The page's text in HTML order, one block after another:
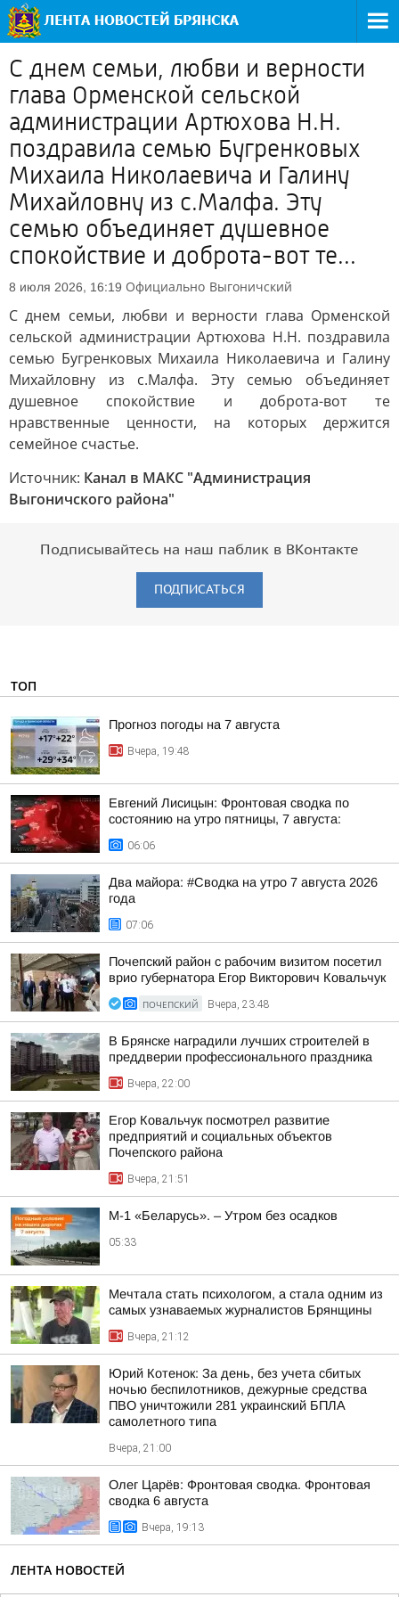
С днем семьи, любви и верности
глава Орменской сельской
администрации Артюхова Н.Н.
поздравила семью Бугренковых
Михаила Николаевича и Галину
Михайловну из с.Малфа. Эту
семью объединяет душевное
спокойствие и доброта-вот те...
8 июля 2026, 16:19 Официально Выгоничский
С днем семьи, любви и верности глава Орменской
сельской администрации Артюхова Н.Н. поздравила
семью Бугренковых Михаила Николаевича и Галину
Михайловну из с.Малфа. Эту семью объединяет
душевное спокойствие и доброта-вот те
нравственные ценности, на которых держится
семейное счастье.
Источник: Канал в МАКС "Администрация
Выгоничского района"
Подписывайтесь на наш паблик в ВКонтакте
ПОДПИСАТЬСЯ
ТОП
Прогноз погоды на 7 августа
Вчера, 19:48
Евгений Лисицын: Фронтовая сводка по
состоянию на утро пятницы, 7 августа:
06:06
Два майора: #Сводка на утро 7 августа 2026
года
07:06
Почепский район с рабочим визитом посетил
врио губернатора Егор Викторович Ковальчук
ПОЧЕПСКИЙ Вчера, 23:48
В Брянске наградили лучших строителей в
преддверии профессионального праздника
Вчера, 22:00
Егор Ковальчук посмотрел развитие
предприятий и социальных объектов
Почепского района
Вчера, 21:51
М-1 «Беларусь». – Утром без осадков
05:33
Мечтала стать психологом, а стала одним из
самых узнаваемых журналистов Брянщины
Вчера, 21:12
Юрий Котенок: За день, без учета сбитых
ночью беспилотников, дежурные средства
ПВО уничтожили 281 украинский БПЛА
самолетного типа
Вчера, 21:00
Олег Царёв: Фронтовая сводка. Фронтовая
сводка 6 августа
Вчера, 19:13
ЛЕНТА НОВОСТЕЙ